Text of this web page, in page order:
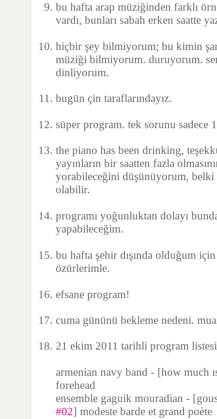
bu hafta arap müziğinden farklı
vardı, bunları sabah erken saatte
hiçbir şey bilmiyorum; bu kimin
müziği bilmiyorum. duruyorum.
dinliyorum.
bugün çin taraflarındayız.
süper program. tek sorunu sadece
the piano has been drinking,
yayınların bir saatten fazla
yorabileceğini düşünüyorum, belki
olabilir.
programı yoğunluktan dolayı
yapabileceğim.
bu hafta şehir dışında olduğum
özürlerimle.
efsane program!
cuma gününü bekleme nedeni.
21 ekim 2011 tarihli program
armenian navy band - [how much
forehead
ensemble gaguik mouradian -
#02] modeste barde et grand poète